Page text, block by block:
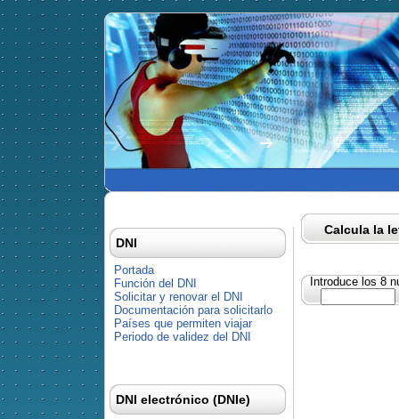
Calcula la
Introduce los 8
DNI
Portada
Función del DNI
Solicitar y renovar el DNI
Documentación para solicitarlo
Países que permiten viajar
Periodo de validez del DNI
DNI electrónico (DNIe)